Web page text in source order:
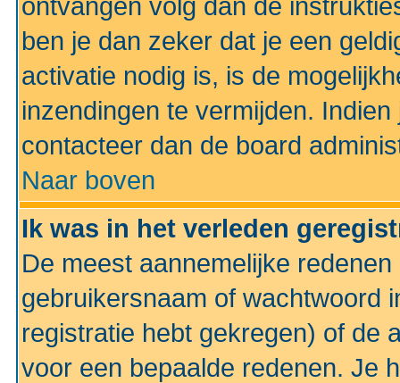
ontvangen volg dan de
ben je dan zeker dat je een
activatie nodig is, is de
inzendingen te vermijden.
contacteer dan de board
Naar boven
Ik was in het verleden
De meest aannemelijke
gebruikersnaam of wachtwoord
registratie hebt gekregen) of de
voor een bepaalde redenen. Je